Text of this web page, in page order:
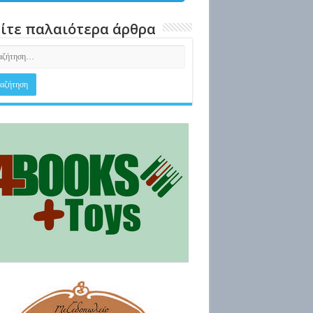
παλαιότερα άρθρα